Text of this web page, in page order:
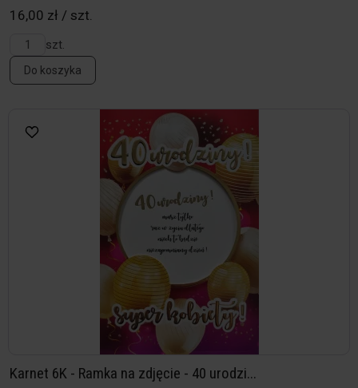
16,00 zł / szt.
szt.
Do koszyka
Karnet 6K - Ramka na zdjęcie - 40 urodzi...